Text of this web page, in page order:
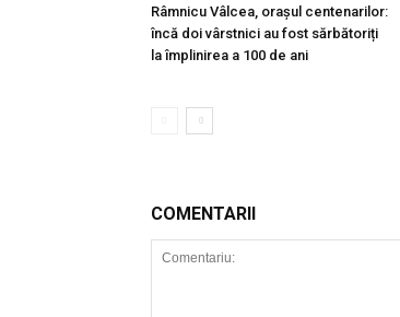
Râmnicu Vâlcea, orașul centenarilor:
încă doi vârstnici au fost sărbătoriți
la împlinirea a 100 de ani
COMENTARII